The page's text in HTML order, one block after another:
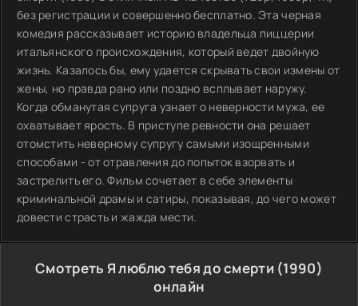
без регистрации и совершенно бесплатно. Эта черная
комедия рассказывает историю владельца пиццерии
итальянского происхождения, который ведет двойную
жизнь. Казалось бы, ему удается скрывать свои измены от
жены, но правда рано или поздно всплывает наружу.
Когда обманутая супруга узнает о неверности мужа, ее
охватывает ярость. В приступе ревности она решает
отомстить неверному супругу самыми изощренными
способами - от отравления до попыток взорвать и
застрелить его. Фильм сочетает в себе элементы
криминальной драмы и сатиры, показывая, до чего может
довести страсть и жажда мести.
Смотреть Я люблю тебя до смерти (1990)
онлайн